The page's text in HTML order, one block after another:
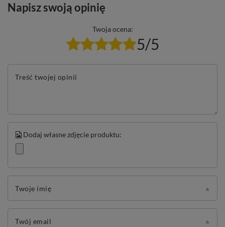
Napisz swoją opinię
Twoja ocena:
5/5
Treść twojej opinii
Dodaj własne zdjęcie produktu:
Twoje imię
Twój email